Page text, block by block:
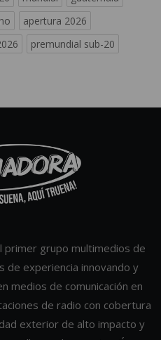
apertura 2026
premundial sub-20
primer grupo multimedios de
de experiencia innovando y
medios de comunicación en
de radio con cobertura
exterior de alto impacto y